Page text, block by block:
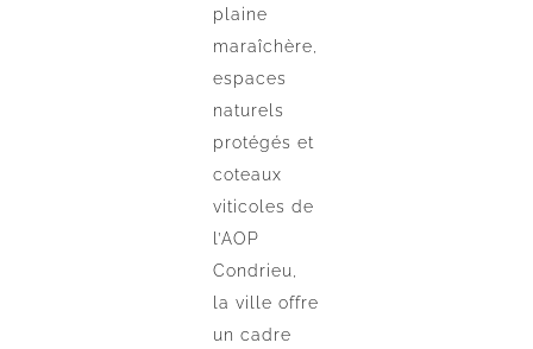
plaine
maraîchère,
espaces
naturels
protégés et
coteaux
viticoles de
l’AOP
Condrieu,
la ville offre
un cadre